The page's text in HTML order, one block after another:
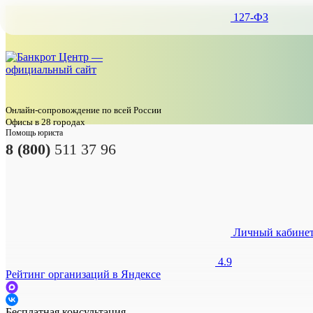
127-ФЗ
Личный
Онлайн-сопровождение по всей России
Офисы в 28 городах
Помощь юриста
8 (800) 511 37 96
4.9
Рейтинг организаций в Яндексе